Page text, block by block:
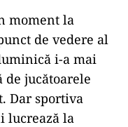
moment la
de vedere al
i-a mai
de jucătoarele
Dar sportiva
lucrează la